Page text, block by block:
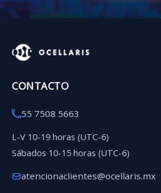
CONTACTO
55 7508 5663
L-V 10-19 horas (UTC-6)
Sábados 10-15 horas (UTC-6)
atencionaclientes@ocellaris.mx